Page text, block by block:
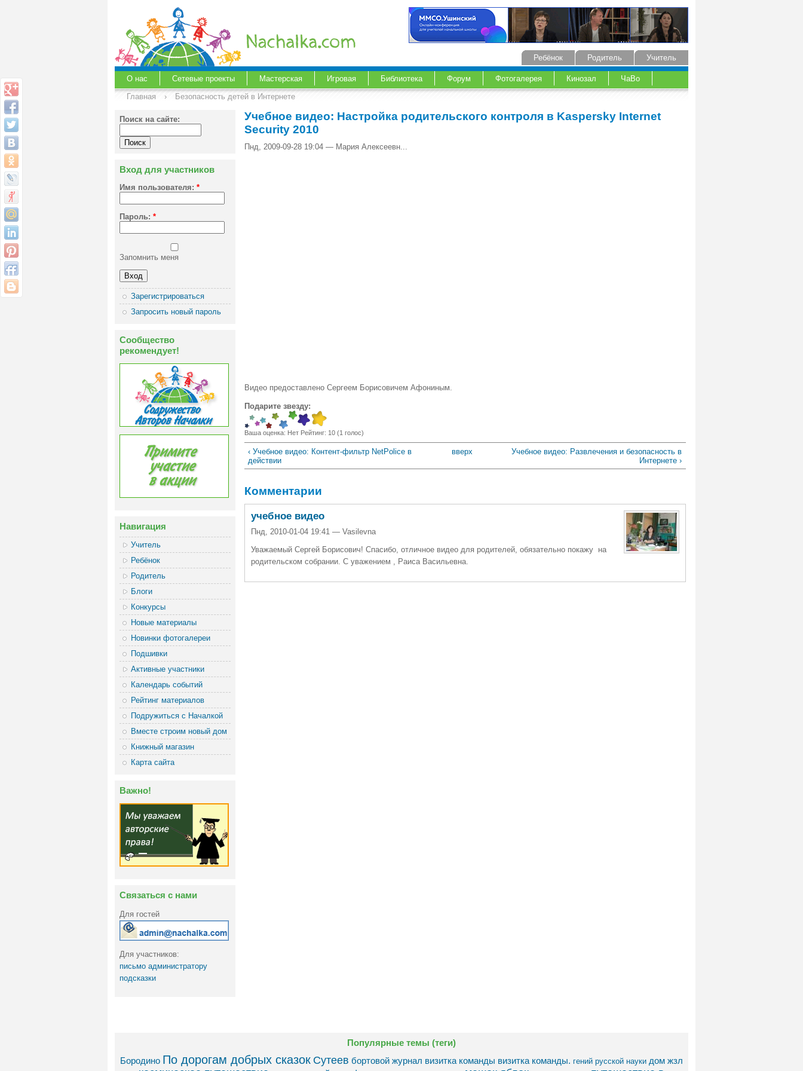
Учитель
Родитель
Ребёнок
О нас Сетевые проекты Мастерская Игровая Библиотека Форум Фотогалерея Кинозал
ЧаВо
Главная
› Безопасность детей в Интернете
Поиск на сайте:
Вход для участников
Имя пользователя: *
Пароль: *
Запомнить меня
Зарегистрироваться
Запросить новый пароль
Сообщество
рекомендует!
Навигация
Учитель
Ребёнок
Родитель
Блоги
Конкурсы
Новые материалы
Новинки фотогалереи
Подшивки
Активные участники
Календарь событий
Рейтинг материалов
Подружиться с Началкой
Вместе строим новый дом
Книжный магазин
Карта сайта
Важно!
Связаться с нами
Для гостей
Для участников:
письмо администратору
подсказки
Учебное видео: Настройка родительского контроля в Kaspersky Internet
Security 2010
Пнд, 2009-09-28 19:04 — Мария Алексеевн...
Видео предоставлено Сергеем Борисовичем Афониным.
Подарите звезду:
Ваша оценка: Нет Рейтинг: 10 (1 голос)
‹ Учебное видео: Контент-фильтр NetPolice в
действии
вверх
Учебное видео: Развлечения и безопасность в
Интернете ›
Комментарии
учебное видео
Пнд, 2010-01-04 19:41 — Vasilevna
Уважаемый Сергей Борисович! Спасибо, отличное видео для родителей, обязательно покажу на
родительском собрании. С уважением , Раиса Васильевна.
Популярные темы (теги)
Бородино По дорогам добрых сказок Сутеев бортовой журнал визитка команды визитка команды. гений русской науки дом жзл